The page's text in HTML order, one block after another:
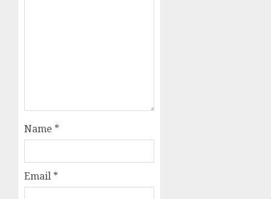
Name *
Email *